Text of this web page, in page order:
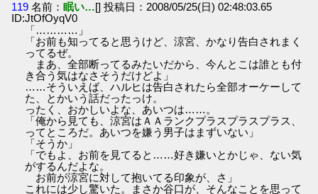
119 名前：眠い…[] 投稿日：2008/05/25(日) 02:48:03.65
ID:JtOfOyqV0
「…………」
「お前も知ってると思うけど、涼宮、かなり告白されまく
ってるぜ。
まあ、全部断ってるみたいだから、今んとこは誰とも付
き合う気はなさそうだけどよ」
……そういえば、ハルヒは告白されたら全部オーケーして
た、とかいう話だったっけ。
ったく、おかしいよな、あいつは……。
「俺から見ても、涼宮はＡＡランクプラスプラスプラス、
ってところだ。あいつを嫌う男子はまずいない」
「そうか」
「でもよ、お前を見てると……好き嫌いとかじゃ、ない気
がするんだよな。
お前が涼宮に対して抱いてる印象が、さ」
これには少し驚いた。まさか谷口が、そんなことを思って